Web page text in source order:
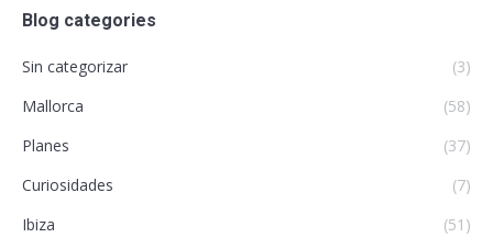
Blog categories
Sin categorizar
(3)
Mallorca
(58)
Planes
(37)
Curiosidades
(7)
Ibiza
(51)